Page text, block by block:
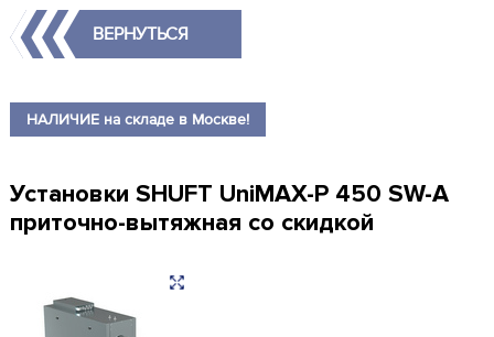
ВЕРНУТЬСЯ
НАЛИЧИЕ на складе в Москве!
Установки SHUFT UniMAX-P 450 SW-A
приточно-вытяжная со скидкой